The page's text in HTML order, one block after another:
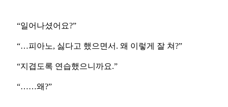
“일어나셨어요?”
“…피아노, 싫다고 했으면서. 왜 이렇게 잘 쳐?”
“지겹도록 연습했으니까요.”
“……왜?”